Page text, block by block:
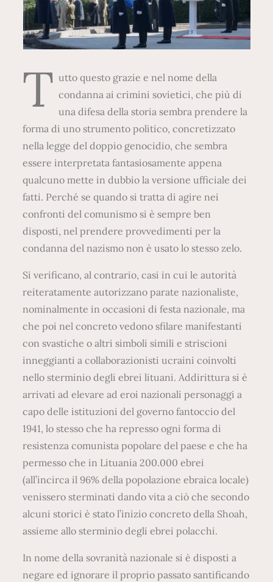
T utto questo grazie e nel nome della
condanna ai crimini sovietici, che più di
una difesa della storia sembra prendere la
forma di uno strumento politico, concretizzato
nella legge del doppio genocidio, che sembra
essere interpretata fantasiosamente appena
qualcuno mette in dubbio la versione ufficiale dei
fatti. Perché se quando si tratta di agire nei
confronti del comunismo si è sempre ben
disposti, nel prendere provvedimenti per la
condanna del nazismo non è usato lo stesso zelo.
Si verificano, al contrario, casi in cui le autorità
reiteratamente autorizzano parate nazionaliste,
nominalmente in occasioni di festa nazionale, ma
che poi nel concreto vedono sfilare manifestanti
con svastiche o altri simboli simili e striscioni
inneggianti a collaborazionisti ucraini coinvolti
nello sterminio degli ebrei lituani. Addirittura si è
arrivati ad elevare ad eroi nazionali personaggi a
capo delle istituzioni del governo fantoccio del
1941, lo stesso che ha represso ogni forma di
resistenza comunista popolare del paese e che ha
permesso che in Lituania 200.000 ebrei
(all’incirca il 96% della popolazione ebraica locale)
venissero sterminati dando vita a ciò che secondo
alcuni storici è stato l’inizio concreto della Shoah,
assieme allo sterminio degli ebrei polacchi.
In nome della sovranità nazionale si è disposti a
negare ed ignorare il proprio passato santificando